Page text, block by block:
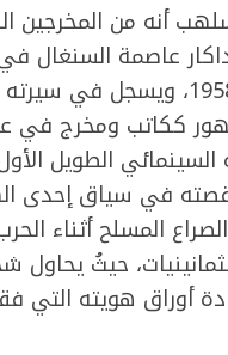
أنه من المخرجين
عاصمة السنغال في
مايو (أيار) 1958، ويسجل في
الطويل
في سياق إحدى
المسلح أثناء
حيثُ